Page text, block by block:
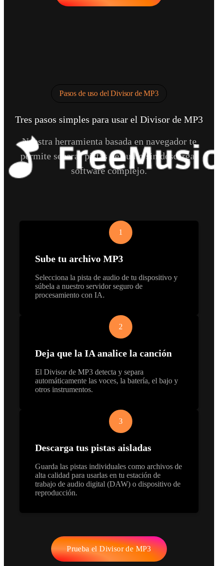
Pasos de uso del Divisor de MP3
Tres pasos simples para usar el Divisor de MP3
Nuestra herramienta basada en navegador te
permite separar pistas de audio sin descargar
software complejo.
1
Sube tu archivo MP3
Selecciona la pista de audio de tu dispositivo y
súbela a nuestro servidor seguro de
procesamiento con IA.
2
Deja que la IA analice la canción
El Divisor de MP3 detecta y separa
automáticamente las voces, la batería, el bajo y
otros instrumentos.
3
Descarga tus pistas aisladas
Guarda las pistas individuales como archivos de
alta calidad para usarlas en tu estación de
trabajo de audio digital (DAW) o dispositivo de
reproducción.
Prueba el Divisor de MP3